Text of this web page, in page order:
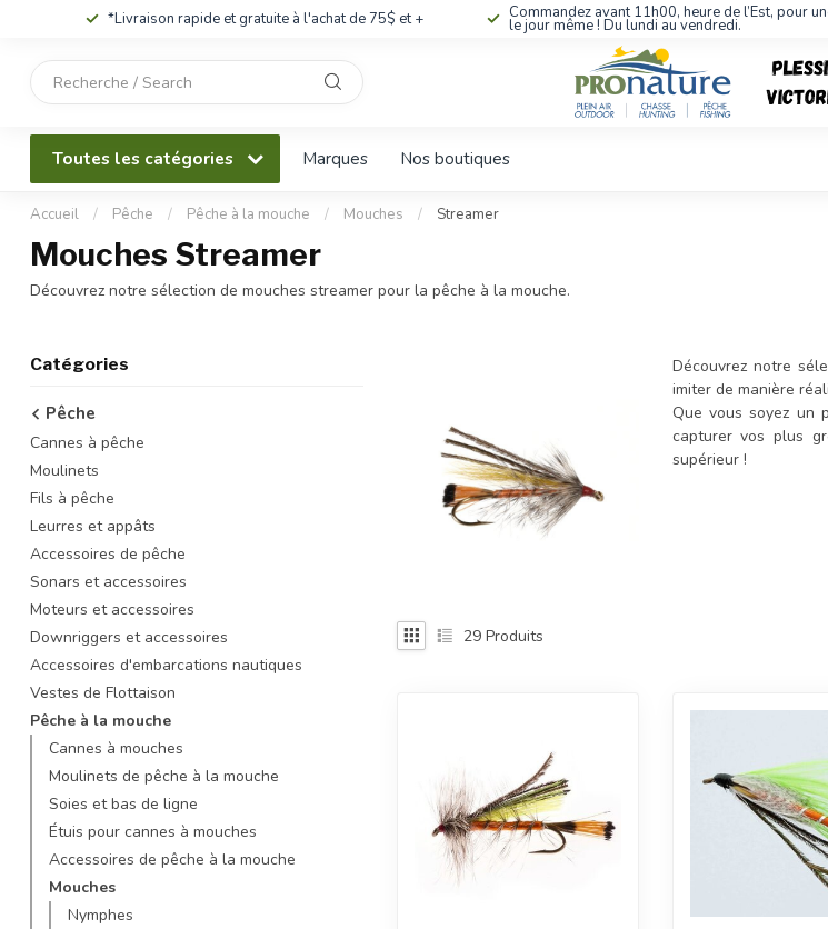
*Livraison rapide et gratuite à l'achat de 75$ et + Commandez avant 11h00, heure de l’Est, pour
le jour même ! Du lundi au vendredi.
et
pour
résultat
disponible.
tactiles
peuvent
Toutes les catégories Marques Nos boutiques
Accueil / Pêche / Pêche à la mouche / Mouches / Streamer
Mouches Streamer
Découvrez notre sélection de mouches streamer pour la pêche à la mouche.
Catégories
Pêche
Cannes à pêche
Moulinets
Fils à pêche
Leurres et appâts
Accessoires de pêche
Sonars et accessoires
Moteurs et accessoires
Downriggers et accessoires
Accessoires d'embarcations nautiques
Vestes de Flottaison
Pêche à la mouche
Cannes à mouches
Moulinets de pêche à la mouche
Soies et bas de ligne
Étuis pour cannes à mouches
Accessoires de pêche à la mouche
Mouches
Nymphes
Découvrez notre
imiter de manière
Que vous soyez un
capturer vos plus
supérieur !
29 Produits